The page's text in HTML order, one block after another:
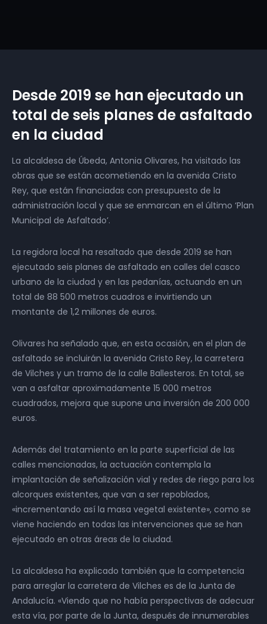
Desde 2019 se han ejecutado un
total de seis planes de asfaltado
en la ciudad
La alcaldesa de Úbeda, Antonia Olivares, ha visitado las
obras que se están acometiendo en la avenida Cristo
Rey, que están financiadas con presupuesto de la
administración local y que se enmarcan en el último ‘Plan
Municipal de Asfaltado’.
La regidora local ha resaltado que desde 2019 se han
ejecutado seis planes de asfaltado en calles del casco
urbano de la ciudad y en las pedanías, actuando en un
total de 88 500 metros cuadros e invirtiendo un
montante de 1,2 millones de euros.
Olivares ha señalado que, en esta ocasión, en el plan de
asfaltado se incluirán la avenida Cristo Rey, la carretera
de Vilches y un tramo de la calle Ballesteros. En total, se
van a asfaltar aproximadamente 15 000 metros
cuadrados, mejora que supone una inversión de 200 000
euros.
Además del tratamiento en la parte superficial de las
calles mencionadas, la actuación contempla la
implantación de señalización vial y redes de riego para los
alcorques existentes, que van a ser repoblados,
«incrementando así la masa vegetal existente», como se
viene haciendo en todas las intervenciones que se han
ejecutado en otras áreas de la ciudad.
La alcaldesa ha explicado también que la competencia
para arreglar la carretera de Vilches es de la Junta de
Andalucía. «Viendo que no había perspectivas de adecuar
esta vía, por parte de la Junta, después de innumerables